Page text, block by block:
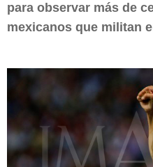
para observar más de
mexicanos que militan